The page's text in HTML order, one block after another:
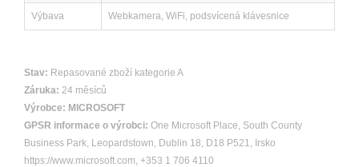
Výbava Webkamera, WiFi, podsvícená klávesnice
Stav: Repasované zboží kategorie A
Záruka: 24 měsíců
Výrobce: MICROSOFT
GPSR informace o výrobci: One Microsoft Place, South County
Business Park, Leopardstown, Dublin 18, D18 P521, Irsko
https://www.microsoft.com, +353 1 706 4110